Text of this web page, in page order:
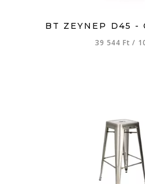
BT ZEYNEP D45 -
39 544 Ft/